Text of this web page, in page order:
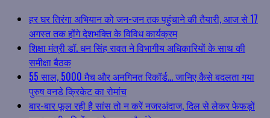
हर घर तिरंगा अभियान को जन-जन तक पहुंचाने की तैयारी, आज से 17
अगस्त तक होंगे देशभक्ति के विविध कार्यक्रम
शिक्षा मंत्री डॉ. धन सिंह रावत ने विभागीय अधिकारियों के साथ की
समीक्षा बैठक
55 साल, 5000 मैच और अनगिनत रिकॉर्ड… जानिए कैसे बदलता गया
पुरुष वनडे क्रिकेट का रोमांच
बार-बार फूल रही है सांस तो न करें नजरअंदाज, दिल से लेकर फेफड़ों